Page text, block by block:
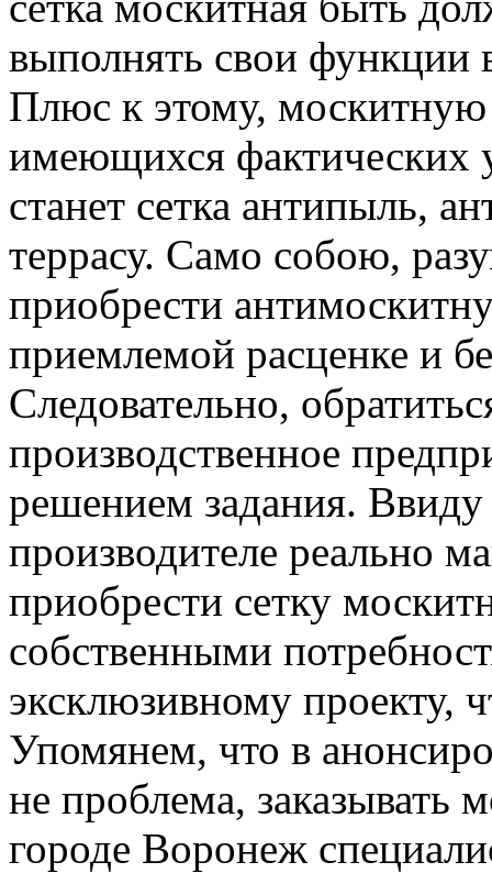
выполнять свои функции
Плюс к этому, москитную
имеющихся фактических
станет сетка антипыль,
террасу. Само собою,
приобрести
приемлемой расценке и
Следовательно,
производственное
решением задания.
производителе реально
приобрести сетку
собственными
эксклюзивному проекту,
Упомянем, что в
не проблема, заказывать
городе Воронеж